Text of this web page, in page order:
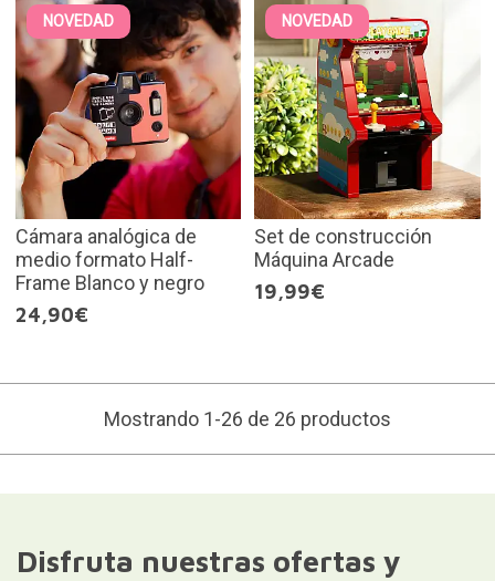
NOVEDAD
Cámara analógica de
medio formato Half-
Frame Blanco y negro
24,90€
NOVEDAD
Set de construcción
Máquina Arcade
19,99€
Mostrando 1-26 de 26 productos
Disfruta nuestras ofertas y